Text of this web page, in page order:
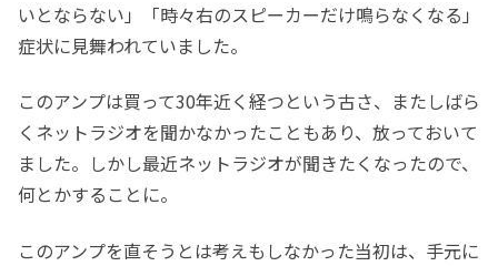
いとならない」「時々右のスピーカーだけ鳴らなくなる」
症状に見舞われていました。
このアンプは買って30年近く経つという古さ、またしばら
くネットラジオを聞かなかったこともあり、放っておいて
ました。しかし最近ネットラジオが聞きたくなったので、
何とかすることに。
このアンプを直そうとは考えもしなかった当初は、手元に